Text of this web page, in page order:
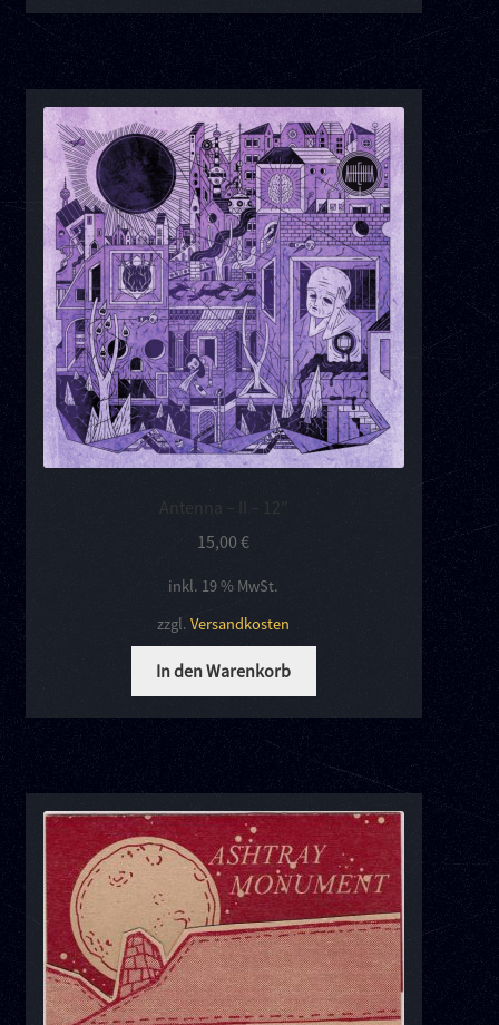
Antenna – II – 12″
15,00€
inkl. 19 % MwSt.
zzgl.Versandkosten
In den Warenkorb